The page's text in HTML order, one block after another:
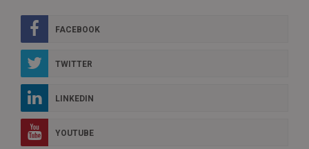
FACEBOOK
TWITTER
LINKEDIN
YOUTUBE